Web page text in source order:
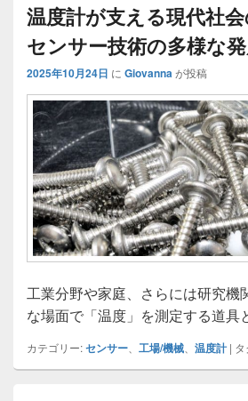
温度計が支える現代社
センサー技術の多様な
2025年10月24日 に Giovannaが投稿
工業分野や家庭、さらには研究機
な場面で「温度」を測定する道具
カテゴリー:センサー 工場/機械 温度計 |